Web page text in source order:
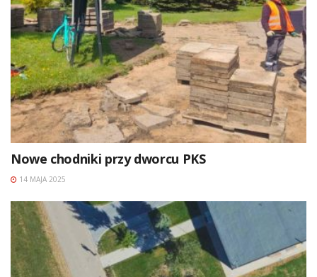
Nowe chodniki przy dworcu PKS
14 MAJA 2025